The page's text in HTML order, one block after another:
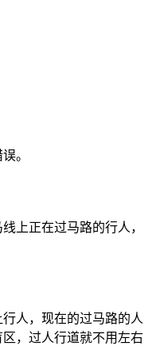
。
上正在过马路的行人，
人，现在的过马路的人
，过人行道就不用左右